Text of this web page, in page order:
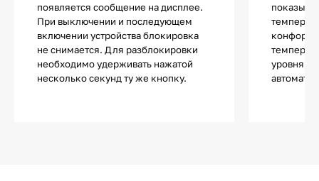
появляется сообщение на дисплее.
При выключении и последующем
включении устройства блокировка
не снимается. Для разблокировки
необходимо удерживать нажатой
несколько секунд ту же кнопку.
конфорки
уровня,